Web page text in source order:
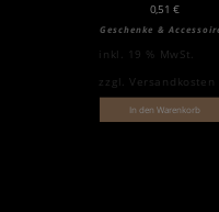
0,51€
Geschenke &
inkl. 19 % MwSt.
zzgl.Versandkosten
In den Warenkorb